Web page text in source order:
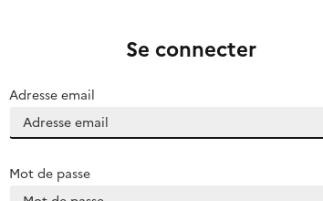
Se connecter
Adresse email
Mot de passe